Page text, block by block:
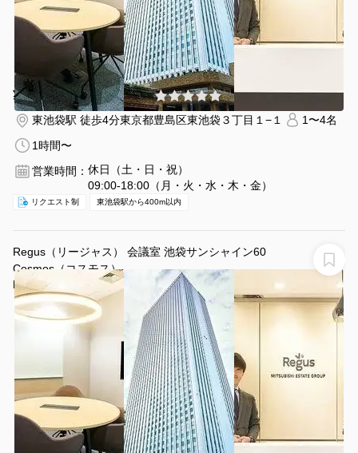
¥4950 〜 ¥4950 /時間
(0件)
東池袋駅 徒歩4分東京都豊島区東池袋３丁目１−１
1〜4名
1時間〜
営業時間： 休日（土・日・祝）
09:00-18:00（月・火・水・木・金）
リクエスト制 東池袋駅から400m以内
Regus（リージャス） 会議室 池袋サンシャイン60
Cosmos（コスモス）
Regus 会議室 池袋サンシャイン60